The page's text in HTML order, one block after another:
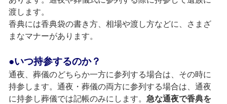
渡します。
香典には香典袋の書き方、相場や渡し方などに、さまざ
まなマナーがあります。
●いつ持参するのか？
通夜、葬儀のどちらか一方に参列する場合は、その時に
持参します。通夜・葬儀の両方に参列する場合は、通夜
に持参し葬儀では記帳のみにします。 急な通夜で香典を